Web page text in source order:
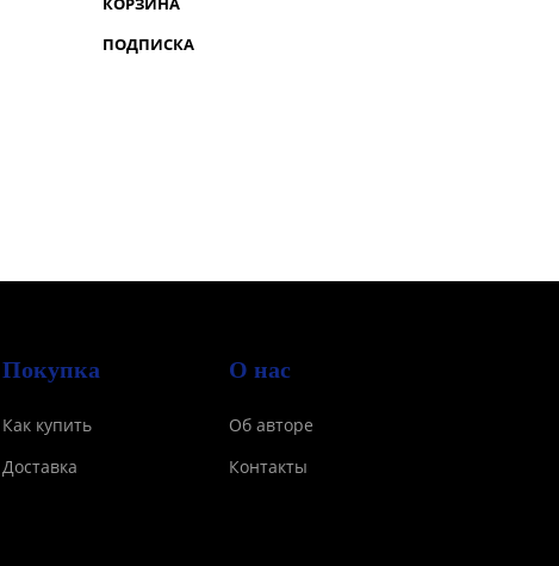
ПОДПИСКА
Покупка
Как купить
Доставка
О нас
Об авторе
Контакты